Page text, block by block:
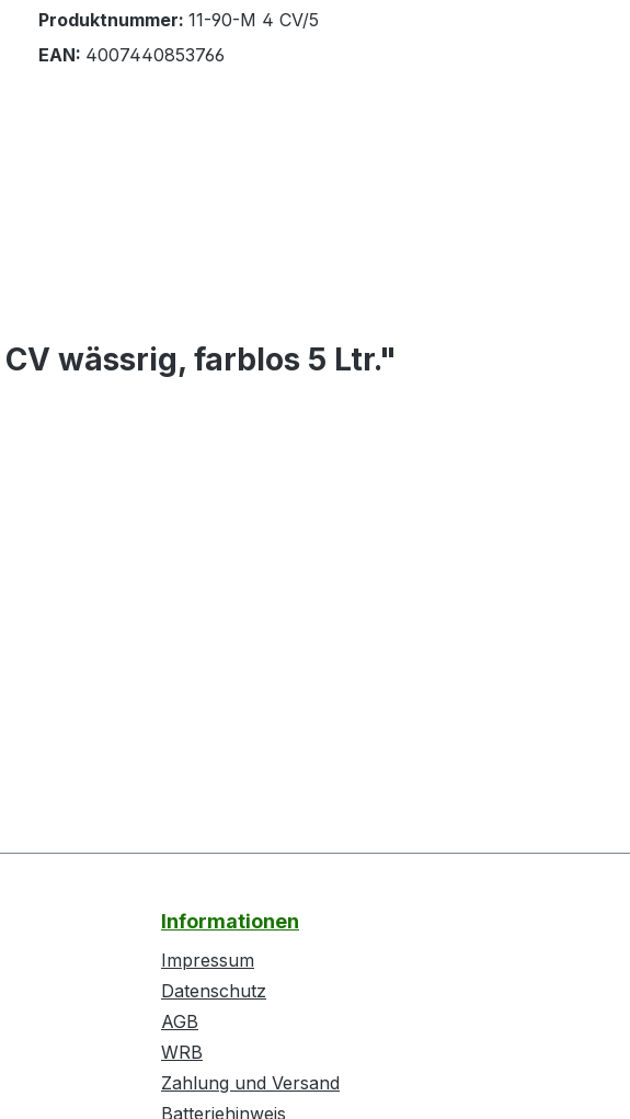
Produktnummer: 11-90-M 4 CV/5
EAN: 4007440853766
wässrig, farblos 5 Ltr."
Informationen
Impressum
Datenschutz
AGB
WRB
Zahlung und Versand
Batteriehinweis